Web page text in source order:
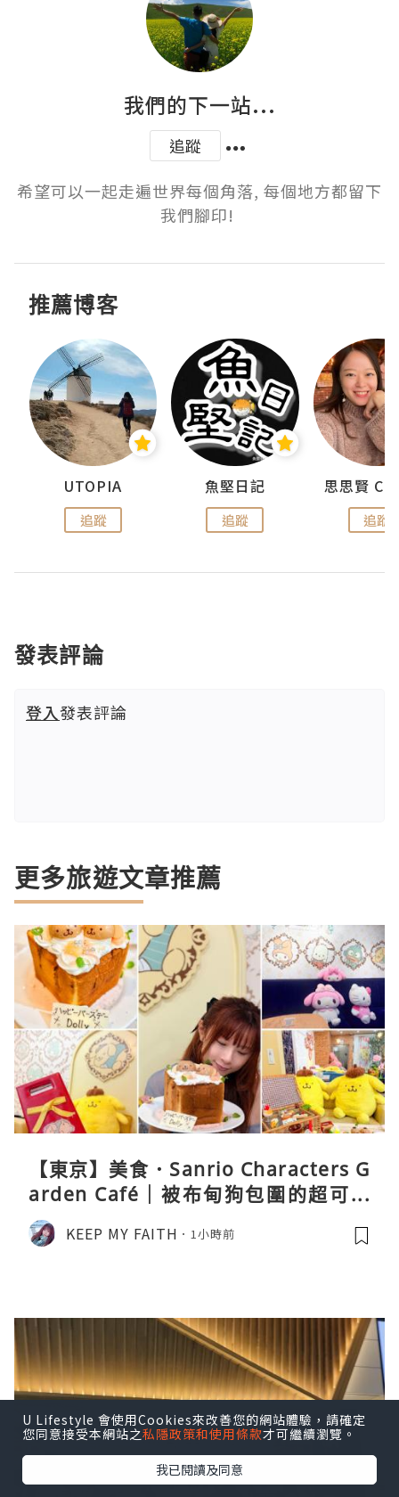
我們的下一站...
追蹤
希望可以一起走遍世界每個角落, 每個地方都留下
我們腳印!
推薦博客
UTOPIA
追蹤
魚堅日記
追蹤 追蹤
發表評論
登入發表評論
更多旅遊文章推薦
【東京】美食．Sanrio Characters G
arden Café｜被布甸狗包圍的超可愛
下午茶體驗
KEEP MY FAITH 1小時前
U Lifestyle 會使用Cookies來改善您的網站體驗，請確定
您同意接受本網站之私隱政策和使用條款才可繼續瀏覽。
我已閱讀及同意